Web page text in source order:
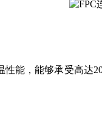
能，能够承受高